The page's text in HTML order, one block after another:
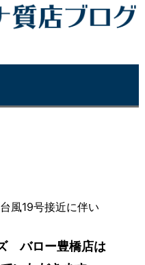
風19号接近に伴い
バロー豊橋店は